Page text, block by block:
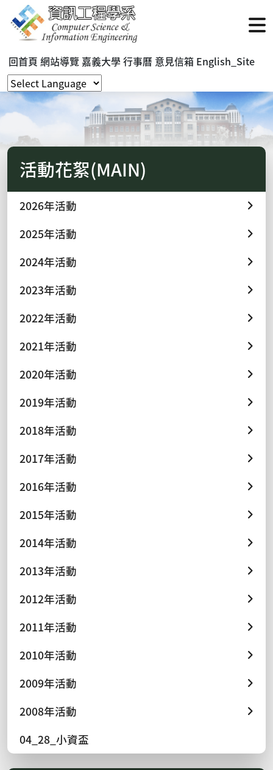
回首頁 網站導覽 嘉義大學行事曆 意見信箱 English_Site
活動花絮(MAIN)
2026年活動
2025年活動
2024年活動
2023年活動
2022年活動
2021年活動
2020年活動
2019年活動
2018年活動
2017年活動
2016年活動
2015年活動
2014年活動
2013年活動
2012年活動
2011年活動
2010年活動
2009年活動
2008年活動
04_28_小資盃